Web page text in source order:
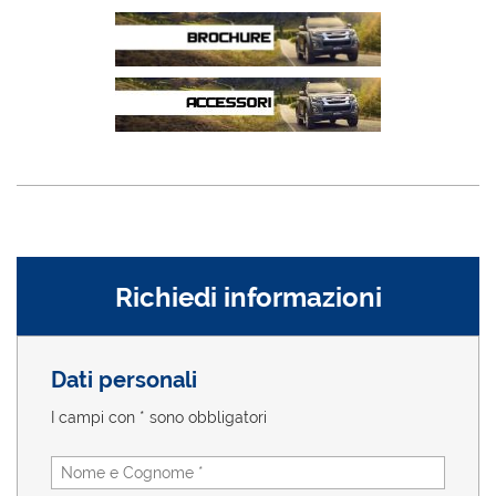
Richiedi informazioni
Dati personali
I campi con * sono obbligatori